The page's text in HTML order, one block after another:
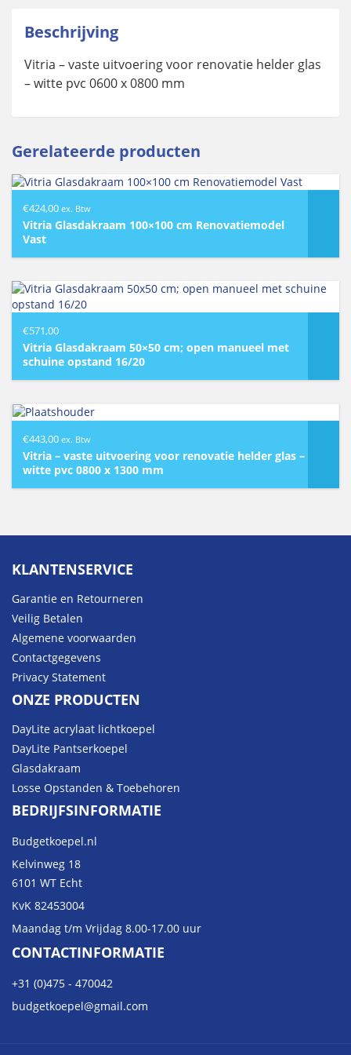
Beschrijving
Vitria – vaste uitvoering voor renovatie helder glas
– witte pvc 0600 x 0800 mm
Gerelateerde producten
€424,00 ex. Btw
Vitria Glasdakraam 100×100 cm Renovatiemodel
Vast
€571,00
Vitria Glasdakraam 50×50 cm; open manueel met
schuine opstand 16/20
€443,00 ex. Btw
Vitria – vaste uitvoering voor renovatie helder glas –
witte pvc 0800 x 1300 mm
KLANTENSERVICE
Garantie en Retourneren
Veilig Betalen
Algemene voorwaarden
Contactgegevens
Privacy Statement
ONZE PRODUCTEN
DayLite acrylaat lichtkoepel
DayLite Pantserkoepel
Glasdakraam
Losse Opstanden & Toebehoren
BEDRIJFSINFORMATIE
Budgetkoepel.nl
Kelvinweg 18
6101 WT Echt
KvK 82453004
Maandag t/m Vrijdag 8.00-17.00 uur
CONTACTINFORMATIE
+31 (0)475 - 470042
budgetkoepel@gmail.com